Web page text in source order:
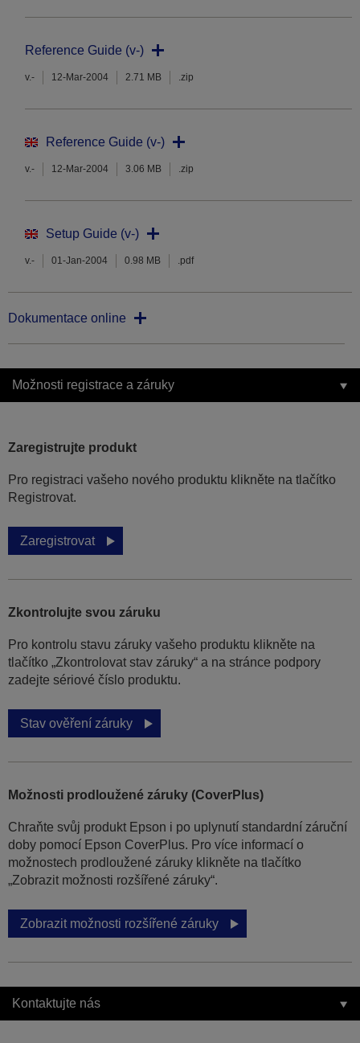
Reference Guide (v-)
v.- 12-Mar-2004 2.71 MB .zip
Reference Guide (v-)
v.- 12-Mar-2004 3.06 MB .zip
Setup Guide (v-)
v.- 01-Jan-2004 0.98 MB .pdf
Dokumentace online
Možnosti registrace a záruky
Zaregistrujte produkt
Pro registraci vašeho nového produktu klikněte na tlačítko
Registrovat.
Zaregistrovat
Zkontrolujte svou záruku
Pro kontrolu stavu záruky vašeho produktu klikněte na
tlačítko „Zkontrolovat stav záruky“ a na stránce podpory
zadejte sériové číslo produktu.
Stav ověření záruky
Možnosti prodloužené záruky (CoverPlus)
Chraňte svůj produkt Epson i po uplynutí standardní záruční
doby pomocí Epson CoverPlus. Pro více informací o
možnostech prodloužené záruky klikněte na tlačítko
„Zobrazit možnosti rozšířené záruky“.
Zobrazit možnosti rozšířené záruky
Kontaktujte nás